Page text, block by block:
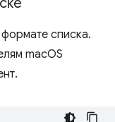
формате списка.
macOS